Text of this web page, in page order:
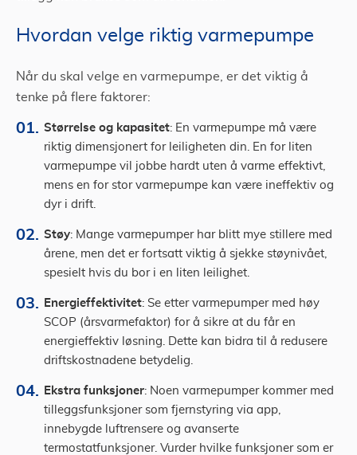
Hvordan velge riktig varmepumpe
Når du skal velge en varmepumpe, er det viktig å
tenke på flere faktorer:
Størrelse og kapasitet: En varmepumpe må være
riktig dimensjonert for leiligheten din. En for liten
varmepumpe vil jobbe hardt uten å varme effektivt,
mens en for stor varmepumpe kan være ineffektiv og
dyr i drift.
Støy: Mange varmepumper har blitt mye stillere med
årene, men det er fortsatt viktig å sjekke støynivået,
spesielt hvis du bor i en liten leilighet.
Energieffektivitet: Se etter varmepumper med høy
SCOP (årsvarmefaktor) for å sikre at du får en
energieffektiv løsning. Dette kan bidra til å redusere
driftskostnadene betydelig.
Ekstra funksjoner: Noen varmepumper kommer med
tilleggsfunksjoner som fjernstyring via app,
innebygde luftrensere og avanserte
termostatfunksjoner. Vurder hvilke funksjoner som er